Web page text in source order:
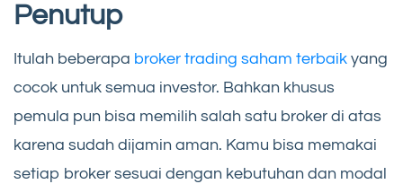
Penutup
Itulah beberapa broker trading saham terbaik yang
cocok untuk semua investor. Bahkan khusus
pemula pun bisa memilih salah satu broker di atas
karena sudah dijamin aman. Kamu bisa memakai
setiap broker sesuai dengan kebutuhan dan modal